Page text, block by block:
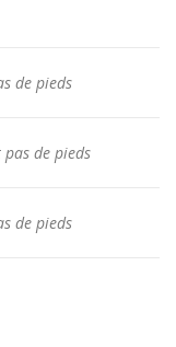
de pieds
pas de pieds
de pieds